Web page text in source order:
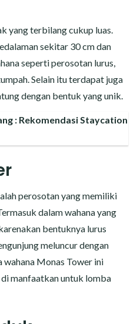
yang terbilang cukup luas.
sekitar 30 cm dan
seperti perosotan lurus,
Selain itu terdapat juga
dengan bentuk yang unik.
: Rekomendasi Staycation
perosotan yang memiliki
dalam wahana yang
bentuknya lurus
meluncur dengan
Monas Tower ini
manfaatkan untuk lomba